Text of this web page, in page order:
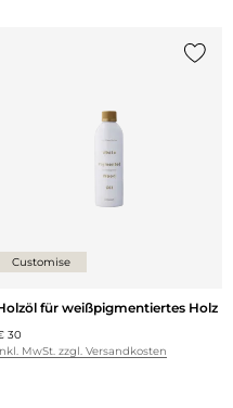
Customise
für weißpigmentiertes Holz
30
MwSt. zzgl. Versandkosten